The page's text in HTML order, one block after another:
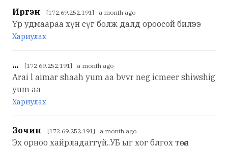
Иргэн [172.69.252.191] a month ago
Үр удмаараа хүн сүг болж далд ороосой билээ
Хариулах
... [172.69.252.191] a month ago
Arai l aimar shaah yum aa bvvr neg icmeer shiwshig
yum aa
Хариулах
Зочин [172.69.252.191] a month ago
Эх орноо хайрладаггүй..УБ ыг хог блгох төсөл